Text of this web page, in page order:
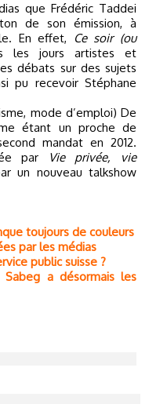
que Frédéric Taddei
de son émission, à
En effet, Ce soir (ou
les jours artistes et
débats sur des sujets
pu recevoir Stéphane
mode d’emploi) De
étant un proche de
mandat en 2012.
par
Vie privée, vie
un nouveau talkshow
toujours de couleurs
par les médias
public suisse ?
a désormais les